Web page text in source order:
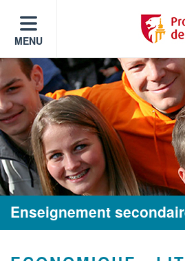
MENU
Enseignement